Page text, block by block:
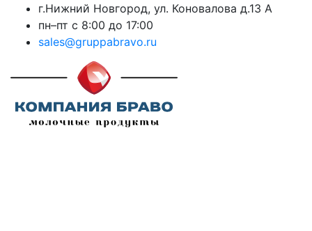
г.Нижний Новгород, ул. Коновалова д.13 А
пн–пт с 8:00 до 17:00
sales@gruppabravo.ru